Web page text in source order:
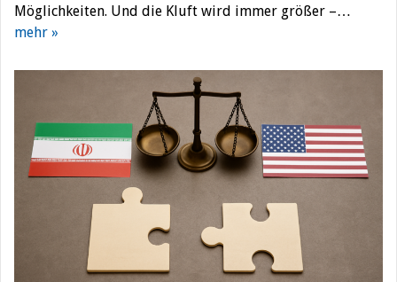
Möglichkeiten. Und die Kluft wird immer größer –…
mehr »